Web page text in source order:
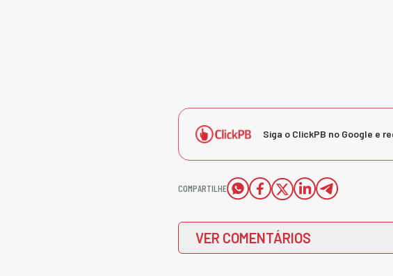
Siga o ClickPB no Google e
COMPARTILHE
VER COMENTÁRIOS